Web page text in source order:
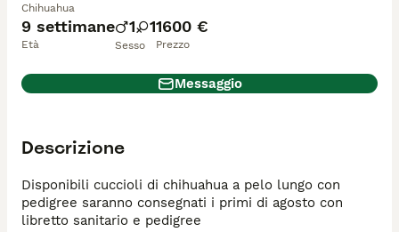
9 settimane
Età
1 1
Sesso
1600 €
Prezzo
Chihuahua
Messaggio
Descrizione
Disponibili cuccioli di chihuahua a pelo lungo con
pedigree saranno consegnati i primi di agosto con